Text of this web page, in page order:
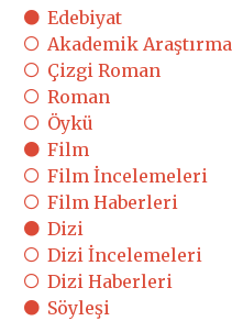
Edebiyat
Akademik Araştırma
Çizgi Roman
Roman
Öykü
Film
Film İncelemeleri
Film Haberleri
Dizi
Dizi İncelemeleri
Dizi Haberleri
Söyleşi